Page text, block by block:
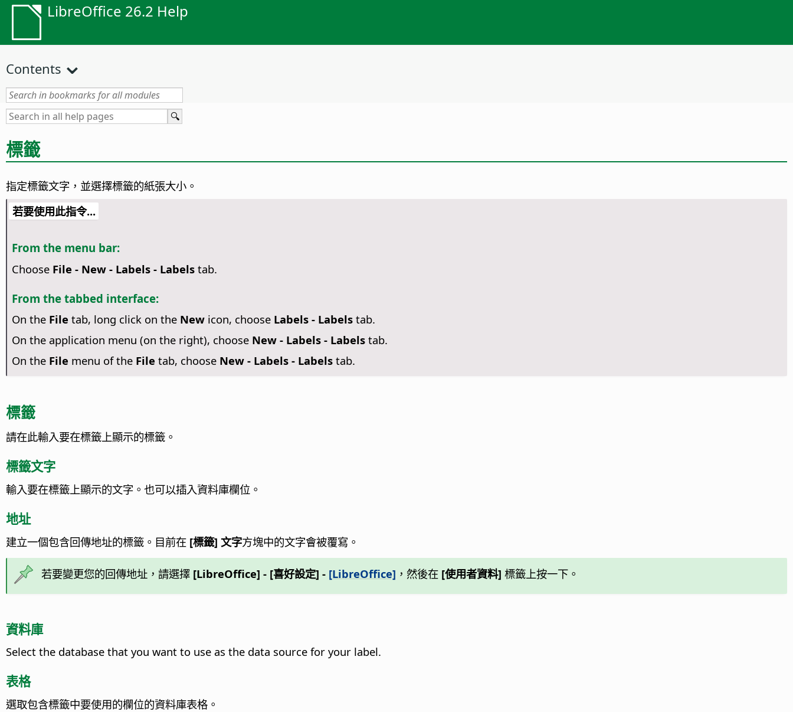
LibreOffice 26.2 Help
Contents
標籤
指定標籤文字，並選擇標籤的紙張大小。
若要使用此指令...
From the menu bar:
Choose File - New - Labels - Labelstab.
From the tabbed interface:
On the File tab, long click on the Newicon, choose Labels - Labelstab.
On the application menu (on the right), choose New - Labels - Labelstab.
On the File menu of the File tab, choose New - Labels - Labelstab.
標籤
請在此輸入要在標籤上顯示的標籤。
標籤文字
輸入要在標籤上顯示的文字。也可以插入資料庫欄位。
地址
建立一個包含回傳地址的標籤。目前在 [標籤] 文字方塊中的文字會被覆寫。
若要變更您的回傳地址，請選擇 [LibreOffice] - [喜好設定] - [LibreOffice] ，然後在 [使用者資料] 標籤上按一下。
資料庫
Select the database that you want to use as the data source for your label.
表格
選取包含標籤中要使用的欄位的資料庫表格。